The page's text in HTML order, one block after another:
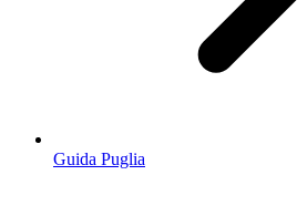
Guida Puglia